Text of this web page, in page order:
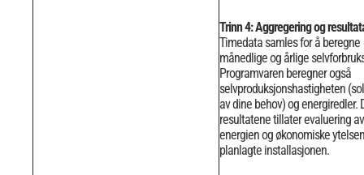
Trinn 4: Aggregering og
Timedata samles for å beregne
månedlige og årlige
Programvaren beregner også
selvproduksjonshastigheten
av dine behov) og energiredler.
resultatene tillater evaluering av
energien og økonomiske
planlagte installasjonen.